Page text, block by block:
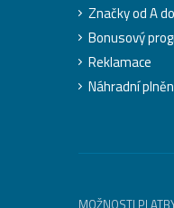
Značky od A
Bonusový
Reklamace
Náhradní
MOŽNOSTI